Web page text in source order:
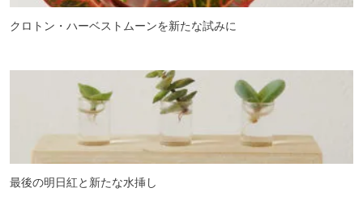
クロトン・ハーベストムーンを新たな試みに
最後の明日紅と新たな水挿し